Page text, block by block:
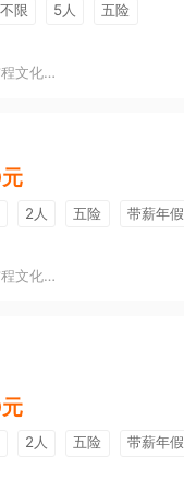
限 5人
五险
双休
贵州大美前程文化发展有限公司
2人 五险
带薪年假
有提成
贵州大美前程文化发展有限公司
2人 五险
带薪年假